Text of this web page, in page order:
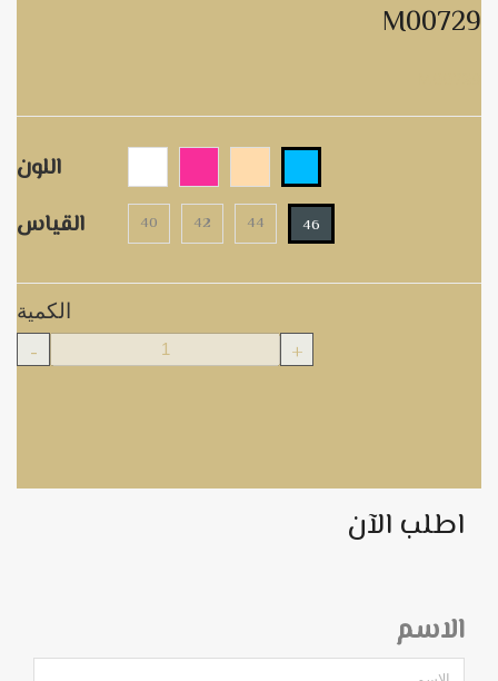
M00729
اللون
القياس
40 42 44 46
الكمية
- +
اطلب الآن
الاسم